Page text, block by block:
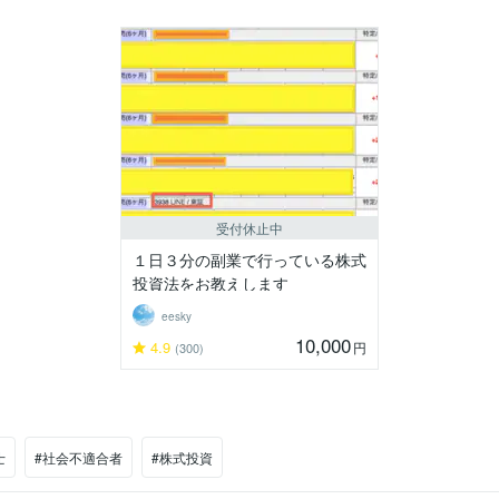
受付休止中
１日３分の副業で行っている株式
投資法をお教えします
eesky
4.9 (300) 10,000円
#社会不適合者 #株式投資